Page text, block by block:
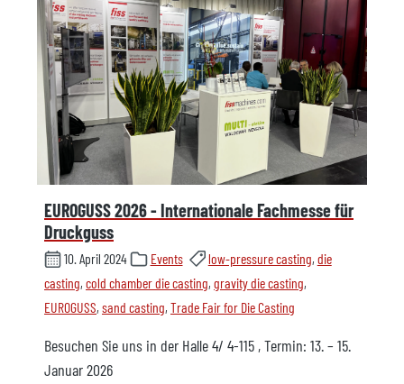
EUROGUSS 2026 - Internationale Fachmesse für
Druckguss
10. April 2024 Events low-pressure casting, die
casting, cold chamber die casting, gravity die casting,
EUROGUSS, sand casting, Trade Fair for Die Casting
Besuchen Sie uns in der Halle 4/ 4-115 , Termin: 13. – 15.
Januar 2026